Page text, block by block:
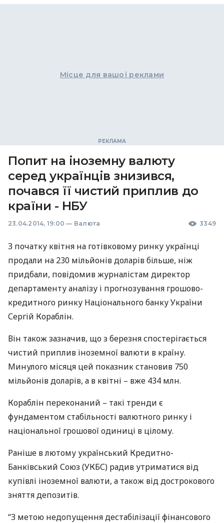
Місце для вашої реклами
Попит на іноземну валюту
серед українців знизився,
почався її чистий приплив до
країни - НБУ
23.04.2014, 19:00 — Валюта 3349
З початку квітня на готівковому ринку українці
продали на 230 мільйонів доларів більше, ніж
придбали, повідомив журналістам директор
департаменту аналізу і прогнозування грошово-
кредитного ринку Національного банку України
Сергій Кораблін.
Він також зазначив, що з березня спостерігається
чистий приплив іноземної валюти в країну.
Минулого місяця цей показник становив 750
мільйонів доларів, а в квітні – вже 434 млн.
Кораблін переконаний – такі тренди є
фундаментом стабільності валютного ринку і
національної грошової одиниці в цілому.
Раніше в лютому український Кредитно-
Банківський Союз (УКБС) радив утриматися від
купівлі іноземної валюти, а також від дострокового
зняття депозитів.
“З метою недопущення дестабілізації фінансового